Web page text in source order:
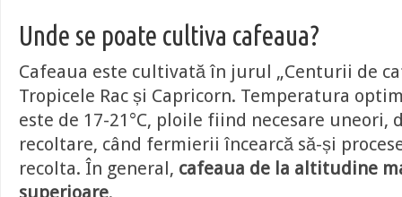
Unde se poate cultiva cafeaua?
Cafeaua este cultivată în jurul „Centurii de
Tropicele Rac și Capricorn. Temperatura
este de 17-21°C, ploile fiind necesare uneori,
recoltare, când fermierii încearcă să-și
recolta. În general, cafeaua de la altitudine
superioare.